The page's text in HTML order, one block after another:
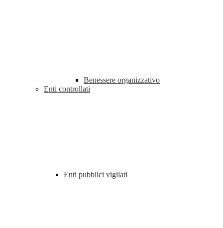
Benessere organizzativo
Enti controllati
Enti pubblici vigilati